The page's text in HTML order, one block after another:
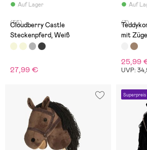
Auf Lager
(55)
Cloudberry Castle
Steckenpferd, Weiß
27,99 €
Auf
(3)
mit
25,99
UVP:
Superpreis